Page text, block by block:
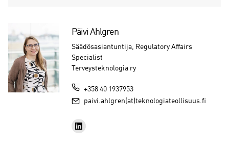
Päivi Ahlgren
Säädösasiantuntija, Regulatory Affairs
Specialist
Terveysteknologia ry
+358 40 1937953
paivi.ahlgren(at)teknologiateollisuus.fi